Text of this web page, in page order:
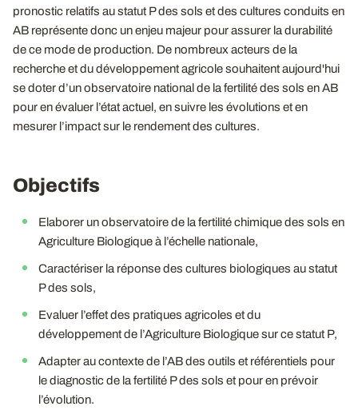
pronostic relatifs au statut P des sols et des cultures conduits en
AB représente donc un enjeu majeur pour assurer la durabilité
de ce mode de production. De nombreux acteurs de la
recherche et du développement agricole souhaitent aujourd'hui
se doter d’un observatoire national de la fertilité des sols en AB
pour en évaluer l’état actuel, en suivre les évolutions et en
mesurer l’impact sur le rendement des cultures.
Objectifs
Elaborer un observatoire de la fertilité chimique des sols en
Agriculture Biologique à l’échelle nationale,
Caractériser la réponse des cultures biologiques au statut
P des sols,
Evaluer l’effet des pratiques agricoles et du
développement de l’Agriculture Biologique sur ce statut P,
Adapter au contexte de l’AB des outils et référentiels pour
le diagnostic de la fertilité P des sols et pour en prévoir
l’évolution.